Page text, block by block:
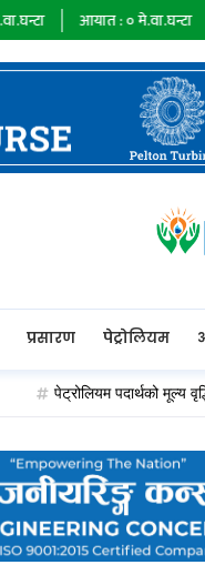
आयात : मे.वा.घन्टा निर्यात :
प्रसारण पेट्रोलियम
पेट्रोलियम पदार्थको मूल्य वृद्धि,